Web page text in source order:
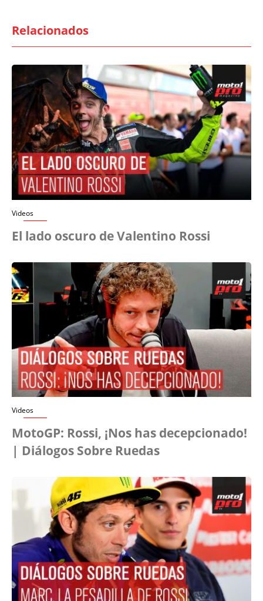
Relacionados
Videos
El lado oscuro de Valentino Rossi
Videos
MotoGP: Rossi, ¡Nos has decepcionado!
| Diálogos Sobre Ruedas